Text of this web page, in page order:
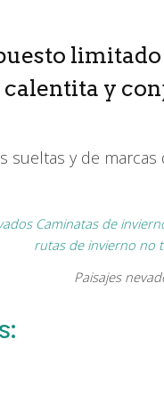
limitado
y
sueltas y de
Paisajes